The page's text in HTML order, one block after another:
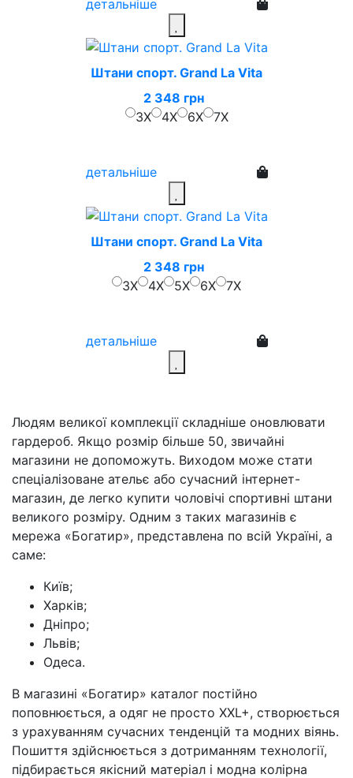
детальніше
Штани спорт. Grand La Vita
2 348 грн
3X
4X 6X 7X
детальніше
Штани спорт. Grand La Vita
2 348 грн
3X
4X 5X 6X 7X
детальніше
Людям великої комплекції складніше оновлювати
гардероб. Якщо розмір більше 50, звичайні
магазини не допоможуть. Виходом може стати
спеціалізоване ательє або сучасний інтернет-
магазин, де легко купити чоловічі спортивні штани
великого розміру. Одним з таких магазинів є
мережа «Богатир», представлена ​​по всій Україні, а
саме:
Київ;
Харків;
Дніпро;
Львів;
Одеса.
В магазині «Богатир» каталог постійно
поповнюється, а одяг не просто XXL+, створюється
з урахуванням сучасних тенденцій та модних віянь.
Пошиття здійснюється з дотриманням технології,
підбирається якісний матеріал і модна колірна